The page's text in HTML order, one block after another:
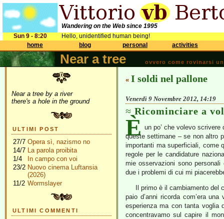
Wandering on the Web since 1995
Sun 9 - 8:20
Hello, unidentified human being!
home
blog personal activities
Near a tree ovvero come rovinarsi
Near a tree by a river
there's a hole in the ground
ULTIMI POST
27/7 Opera sì, nazismo no
14/7 La parola proibita
1/4
In campo con voi
23/2 Nuovo cinema Luftansia
(2026)
11/2 Wormslayer
ULTIMI COMMENTI
« I soldi nel pallone
Venerdì 9 Novembre 2012, 14:19
Ricominciare a
È un po’ che volevo
queste settimane – se non altro
importanti ma superficiali, come
regole per le candidature
mie osservazioni sono
due i problemi di cui mi
Il primo è il cambiamento
paio d’anni ricorda com’era
esperienza ma con tanta voglia
concentravamo sul capire il